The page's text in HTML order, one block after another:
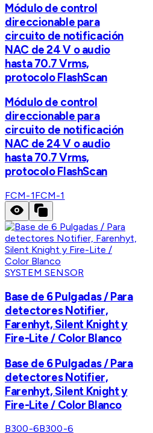
Módulo de control
direccionable para
circuito de notificación
NAC de 24 V o audio
hasta 70.7 Vrms,
protocolo FlashScan
Módulo de control
direccionable para
circuito de notificación
NAC de 24 V o audio
hasta 70.7 Vrms,
protocolo FlashScan
FCM-1FCM-1
SYSTEM SENSOR
Base de 6 Pulgadas / Para
detectores Notifier,
Farenhyt, Silent Knight y
Fire-Lite / Color Blanco
Base de 6 Pulgadas / Para
detectores Notifier,
Farenhyt, Silent Knight y
Fire-Lite / Color Blanco
B300-6B300-6